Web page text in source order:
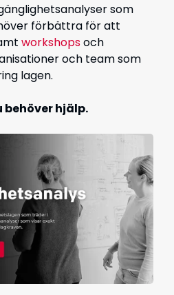
som
förbättra för att
workshopsoch
och team som
lagen.
behöver hjälp.